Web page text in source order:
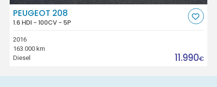
PEUGEOT 208
1.6 HDI - 100CV - 5P
2016
163.000 km
Diesel
11.990€